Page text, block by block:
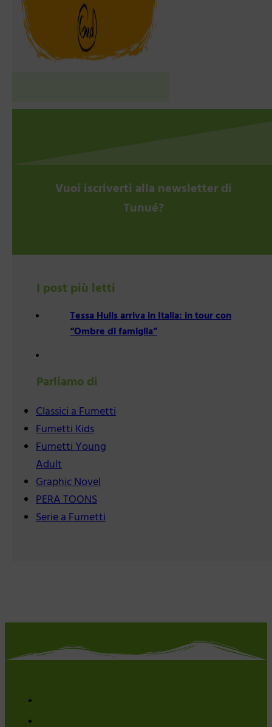
Vuoi iscriverti alla newsletter di
Tunué?
I post più letti
Tessa Hulls arriva in Italia: in tour con
“Ombre di famiglia”
Parliamo di
Classici a Fumetti
Fumetti Kids
Fumetti Young
Adult
Graphic Novel
PERA TOONS
Serie a Fumetti